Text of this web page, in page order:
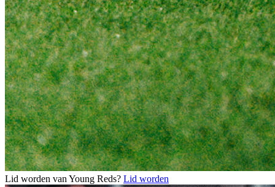
Lid worden van Young Reds? Lid worden